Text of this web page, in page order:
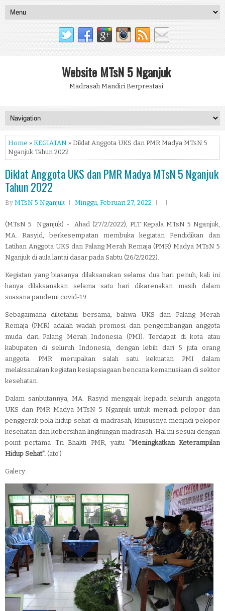
Website MTsN 5 Nganjuk
Madrasah Mandiri Berprestasi
Home » KEGIATAN » Diklat Anggota UKS dan PMR Madya MTsN 5
Nganjuk Tahun 2022
Diklat Anggota UKS dan PMR Madya MTsN 5 Nganjuk
Tahun 2022
By MTsN 5 Nganjuk Minggu, Februari 27, 2022
(MTsN 5 Nganjuk) - Ahad (27/2/2022), PLT Kepala MTsN 5 Nganjuk,
MA. Rasyid, berkesempatan membuka kegiatan Pendidikan dan
Latihan Anggota UKS dan Palang Merah Remaja (PMR) Madya MTsN 5
Nganjuk di aula lantai dasar pada Sabtu (26/2/2022).
Kegiatan yang biasanya dilaksanakan selama dua hari penuh, kali ini
hanya dilaksanakan selama satu hari dikarenakan masih dalam
suasana pandemi covid-19.
Sebagaimana diketahui bersama, bahwa UKS dan Palang Merah
Remaja (PMR) adalah wadah promosi dan pengembangan anggota
muda dari Palang Merah Indonesia (PMI). Terdapat di kota atau
kabupaten di seluruh Indonesia, dengan lebih dari 5 juta orang
anggota. PMR merupakan salah satu kekuatan PMI dalam
melaksanakan kegiatan kesiapsiagaan bencana kemanusiaan di sektor
kesehatan.
Dalam sanbutannya, MA. Rasyid mengajak kepada seluruh anggota
UKS dan PMR Madya MTsN 5 Nganjuk untuk menjadi pelopor dan
penggerak pola hidup sehat di madrasah, khususnya menjadi pelopor
kesehatan dan kebersihan lingkungan madrasah. Hal ini sesuai dengan
point pertama Tri Bhakti PMR, yaitu "Meningkatkan Keterampilan
Hidup Sehat". (ato')
Galery: